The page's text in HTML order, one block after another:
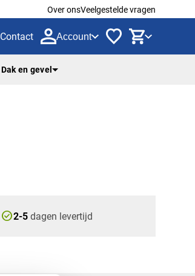
Over onsVeelgestelde vragen
Contact Account
Dak en gevel
check_circle2-5 dagen levertijd